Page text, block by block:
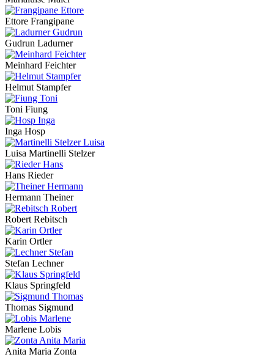
Ettore Frangipane
Gudrun Ladurner
Meinhard Feichter
Helmut Stampfer
Toni Fiung
Inga Hosp
Luisa Martinelli Stelzer
Hans Rieder
Hermann Theiner
Robert Rebitsch
Karin Ortler
Stefan Lechner
Klaus Springfeld
Thomas Sigmund
Marlene Lobis
Anita Maria Zonta